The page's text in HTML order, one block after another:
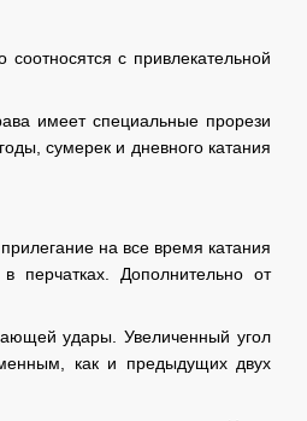
с привлекательной
имеет специальные прорези
сумерек и дневного катания
на все время катания
перчатках. Дополнительно от
удары. Увеличенный угол
как и предыдущих двух